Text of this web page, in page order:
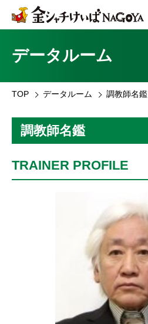
データルーム
TOP データルーム 調教師名鑑
調教師名鑑
TRAINER PROFILE